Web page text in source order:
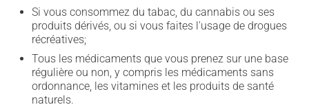
Si vous consommez du tabac, du cannabis ou ses
produits dérivés, ou si vous faites l'usage de drogues
récréatives;
Tous les médicaments que vous prenez sur une base
régulière ou non, y compris les médicaments sans
ordonnance, les vitamines et les produits de santé
naturels.